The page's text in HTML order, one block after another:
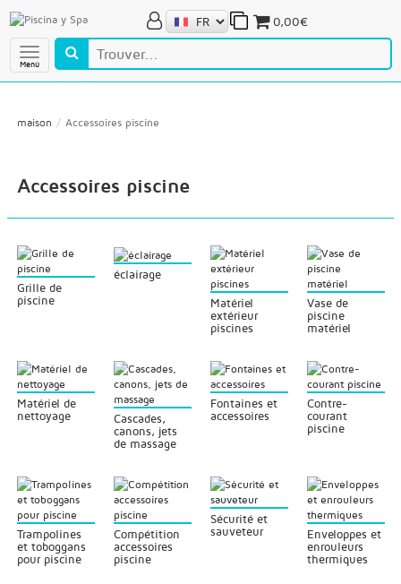
Menú
0,00€
maison Accessoires piscine
Accessoires piscine
Grille de
piscine
éclairage
Matériel
extérieur
piscines
Vase de
piscine
matériel
Matériel de
nettoyage
Cascades,
canons, jets
de massage
Fontaines et
accessoires
Contre-
courant
piscine
Trampolines
et toboggans
pour piscine
Compétition
accessoires
piscine
Sécurité et
sauveteur
Enveloppes et
enrouleurs
thermiques